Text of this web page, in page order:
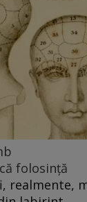
folosință
realmente,